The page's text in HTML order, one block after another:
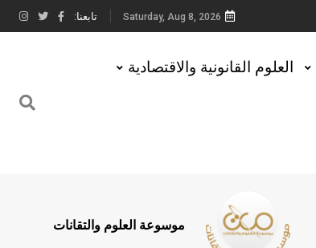
Saturday, Aug 8, 2026 تابعنا:
العلوم القانونية والاقتصادية
موسوعة العلوم والتقانات